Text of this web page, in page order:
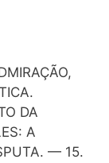
DA
A
— 15.